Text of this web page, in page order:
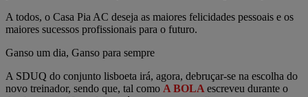
A todos, o Casa Pia AC deseja as maiores felicidades pessoais e os
maiores sucessos profissionais para o futuro.
Ganso um dia, Ganso para sempre
A SDUQ do conjunto lisboeta irá, agora, debruçar-se na escolha do
novo treinador, sendo que, tal como A BOLA escreveu durante o